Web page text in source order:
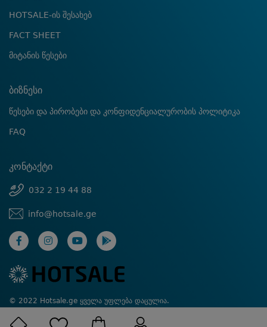
HOTSALE-ის შესახებ
FACT SHEET
მიტანის წესები
ბიზნესი
წესები და პირობები და კონფიდენციალურობის პოლიტიკა
FAQ
კონტაქტი
032 2 19 44 88
info@hotsale.ge
© 2022 Hotsale.ge ყველა უფლება დაცულია.
Created by Proservice